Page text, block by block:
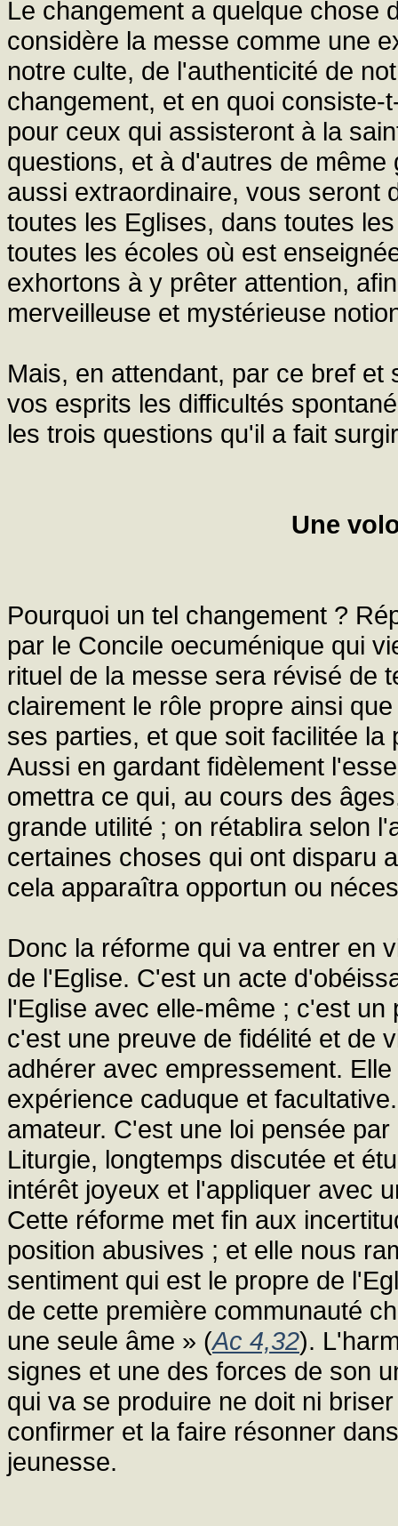
Le changement a quelque chose
considère la messe comme une
notre culte, de l'authenticité de
changement, et en quoi
pour ceux qui assisteront à la
questions, et à d'autres de
aussi extraordinaire, vous seront
toutes les Eglises, dans toutes
toutes les écoles où est
exhortons à y prêter attention,
merveilleuse et mystérieuse
Mais, en attendant, par ce bref
vos esprits les difficultés
les trois questions qu'il a fait
Une
Pourquoi un tel changement ?
par le Concile oecuménique qui
rituel de la messe sera révisé de
clairement le rôle propre ainsi
ses parties, et que soit facilitée
Aussi en gardant fidèlement
omettra ce qui, au cours des
grande utilité ; on rétablira selon
certaines choses qui ont disparu
cela apparaîtra opportun ou
Donc la réforme qui va entrer en
de l'Eglise. C'est un acte
l'Eglise avec elle-même ; c'est
c'est une preuve de fidélité et de
adhérer avec empressement.
expérience caduque et
amateur. C'est une loi pensée
Liturgie, longtemps discutée et
intérêt joyeux et l'appliquer avec
Cette réforme met fin aux
position abusives ; et elle nous
sentiment qui est le propre de
de cette première communauté
une seule âme » (Ac 4,32).
signes et une des forces de son
qui va se produire ne doit ni
confirmer et la faire résonner
jeunesse.